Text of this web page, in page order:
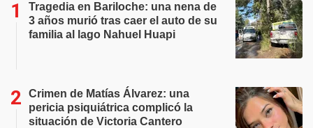
Tragedia en Bariloche: una nena de
3 años murió tras caer el auto de su
familia al lago Nahuel Huapi
Crimen de Matías Álvarez: una
pericia psiquiátrica complicó la
situación de Victoria Cantero